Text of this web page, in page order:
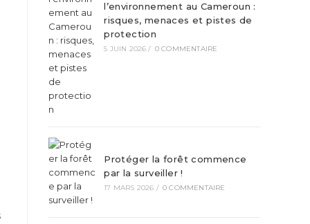
l’environnement au Cameroun :
risques, menaces et pistes de
protection
5 JUIN 2026 / 0 COMMENTAIRE
Protéger la forêt commence
par la surveiller !
17 MARS 2026 / 0 COMMENTAIRE